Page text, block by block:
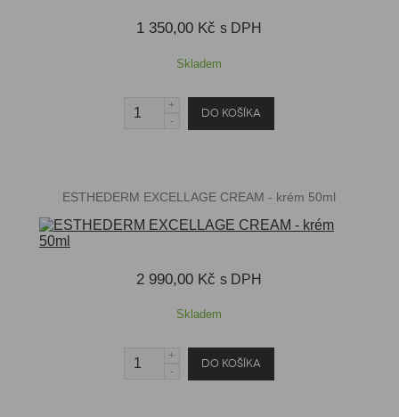
1 350,00 Kč s DPH
Skladem
ESTHEDERM EXCELLAGE CREAM - krém 50ml
2 990,00 Kč s DPH
Skladem